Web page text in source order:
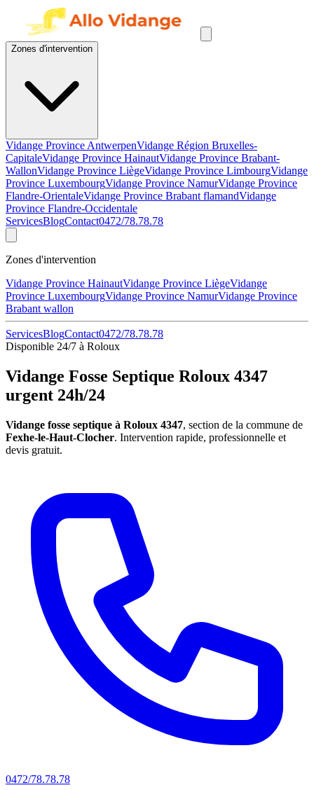
Zones d'intervention
Vidange Province AntwerpenVidange Région Bruxelles-
CapitaleVidange Province HainautVidange Province Brabant-
WallonVidange Province LiègeVidange Province LimbourgVidange
Province LuxembourgVidange Province NamurVidange Province
Flandre-OrientaleVidange Province Brabant flamandVidange
Province Flandre-Occidentale
ServicesBlogContact0472/78.78.78
Zones d'intervention
Vidange Province HainautVidange Province LiègeVidange
Province LuxembourgVidange Province NamurVidange Province
Brabant wallon
ServicesBlogContact0472/78.78.78
Disponible 24/7 à Roloux
Vidange Fosse Septique Roloux 4347
urgent 24h/24
Vidange fosse septique à Roloux 4347, section de la commune de
Fexhe-le-Haut-Clocher. Intervention rapide, professionnelle et
devis gratuit.
0472/78.78.78